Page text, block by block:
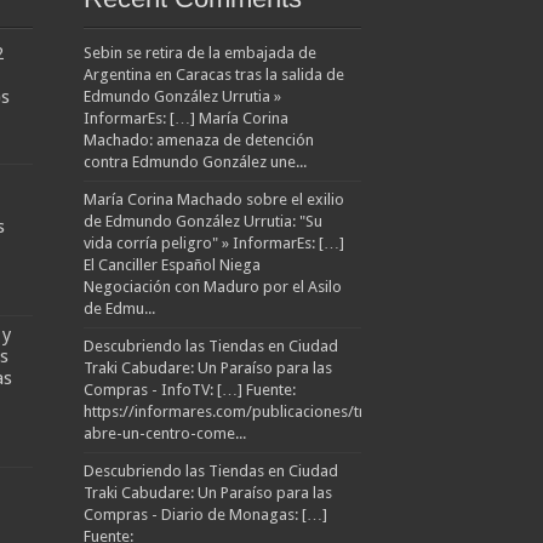
Sebin se retira de la embajada de
Argentina en Caracas tras la salida de
Edmundo González Urrutia »
InformarEs: […] María Corina
Machado: amenaza de detención
contra Edmundo González une...
María Corina Machado sobre el exilio
de Edmundo González Urrutia: "Su
vida corría peligro" » InformarEs: […]
El Canciller Español Niega
Negociación con Maduro por el Asilo
de Edmu...
Descubriendo las Tiendas en Ciudad
Traki Cabudare: Un Paraíso para las
Compras - InfoTV: […] Fuente:
https://informares.com/publicaciones/traki-
abre-un-centro-come...
Descubriendo las Tiendas en Ciudad
Traki Cabudare: Un Paraíso para las
Compras - Diario de Monagas: […]
Fuente: